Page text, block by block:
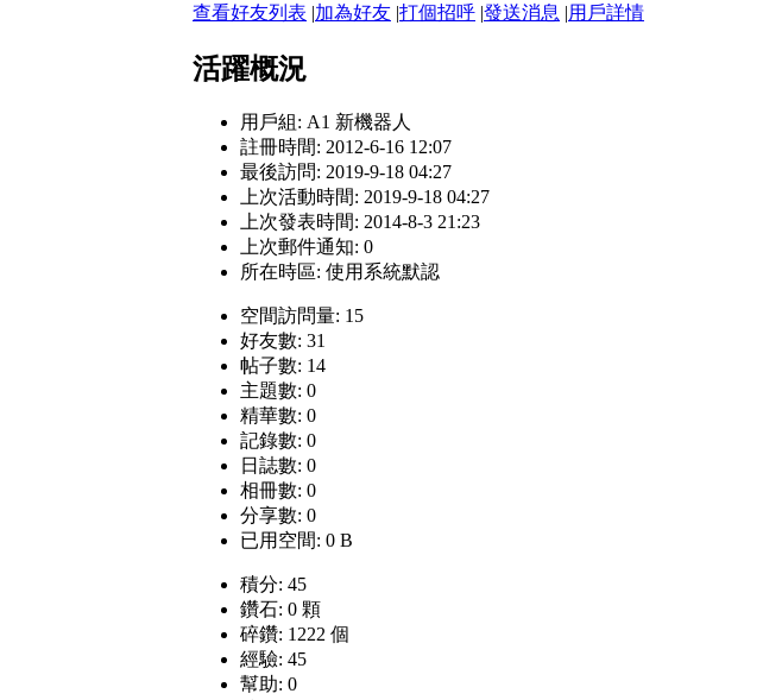
查看好友列表 |加為好友 |打個招呼 |發送消息 |用戶詳情
活躍概況
用戶組: A1 新機器人
註冊時間: 2012-6-16 12:07
最後訪問: 2019-9-18 04:27
上次活動時間: 2019-9-18 04:27
上次發表時間: 2014-8-3 21:23
上次郵件通知: 0
所在時區: 使用系統默認
空間訪問量: 15
好友數: 31
帖子數: 14
主題數: 0
精華數: 0
記錄數: 0
日誌數: 0
相冊數: 0
分享數: 0
已用空間: 0 B
積分: 45
鑽石: 0 顆
碎鑽: 1222 個
經驗: 45
幫助: 0